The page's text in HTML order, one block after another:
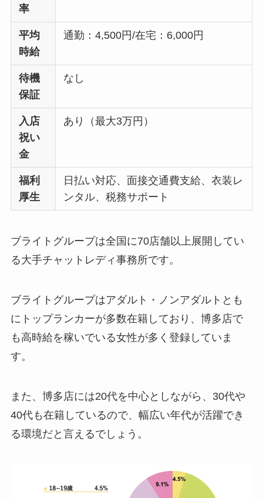
率
平均
時給
通勤：4,500円/在宅：6,000円
待機
保証
なし
入店
祝い
金
あり（最大3万円）
福利
厚生
日払い対応、面接交通費支給、衣装レ
ンタル、税務サポート
ブライトグループは全国に70店舗以上展開してい
る大手チャットレディ事務所です。
ブライトグループはアダルト・ノンアダルトとも
にトップランカーが多数在籍しており、博多店で
も高時給を稼いでいる女性が多く登録していま
す。
また、博多店には20代を中心としながら、30代や
40代も在籍しているので、幅広い年代が活躍でき
る環境だと言えるでしょう。